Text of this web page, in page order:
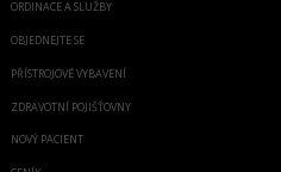
ORDINACE A SLUŽBY
OBJEDNEJTE SE
PŘÍSTROJOVÉ VYBAVENÍ
ZDRAVOTNÍ POJIŠŤOVNY
NOVÝ PACIENT